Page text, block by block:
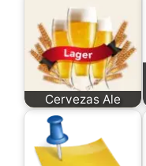
Cervezas Ale